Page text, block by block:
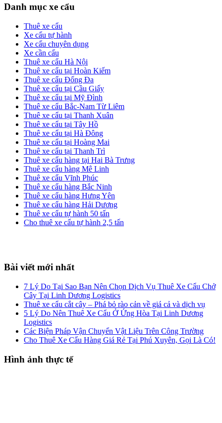
Primary
Sidebar
Danh mục xe cẩu
Thuê xe cẩu
Xe cẩu tự hành
Xe cẩu chuyên dụng
Xe cần cẩu
Thuê xe cẩu Hà Nội
Thuê xe cẩu tại Hoàn Kiếm
Thuê xe cẩu Đống Đa
Thuê xe cẩu tại Cầu Giấy
Thuê xe cẩu tại Mỹ Đình
Thuê xe cẩu Bắc-Nam Từ Liêm
Thuê xe cẩu tại Thanh Xuân
Thuê xe cẩu tại Tây Hồ
Thuê xe cẩu tại Hà Đông
Thuê xe cẩu tại Hoàng Mai
Thuê xe cẩu tại Thanh Trì
Thuê xe cẩu hàng tại Hai Bà Trưng
Thuê xe cẩu hàng Mê Linh
Thuê xe cẩu Vĩnh Phúc
Thuê xe cẩu hàng Bắc Ninh
Thuê xe cẩu hàng Hưng Yên
Thuê xe cẩu hàng Hải Dương
Thuê xe cẩu tự hành 50 tấn
Cho thuê xe cẩu tự hành 2,5 tấn
Footer
Bài viết mới nhất
7 Lý Do Tại Sao Bạn Nên Chọn Dịch Vụ Thuê Xe Cẩu Chở
Cây Tại Linh Dương Logistics
Thuê xe cẩu cắt cây – Phá bỏ rào cản về giá cả và dịch vụ
5 Lý Do Nên Thuê Xe Cẩu Ở Ứng Hòa Tại Linh Dương
Logistics
Các Biện Pháp Vận Chuyển Vật Liệu Trên Công Trường
Cho Thuê Xe Cẩu Hàng Giá Rẻ Tại Phú Xuyên, Gọi Là Có!
Hình ảnh thực tế